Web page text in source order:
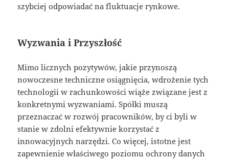
szybciej odpowiadać na fluktuacje rynkowe.
Wyzwania i Przyszłość
Mimo licznych pozytywów, jakie przynoszą
nowoczesne techniczne osiągnięcia, wdrożenie tych
technologii w rachunkowości wiąże związane jest z
konkretnymi wyzwaniami. Spółki muszą
przeznaczać w rozwój pracowników, by ci byli w
stanie w zdolni efektywnie korzystać z
innowacyjnych narzędzi. Co więcej, istotne jest
zapewnienie właściwego poziomu ochrony danych